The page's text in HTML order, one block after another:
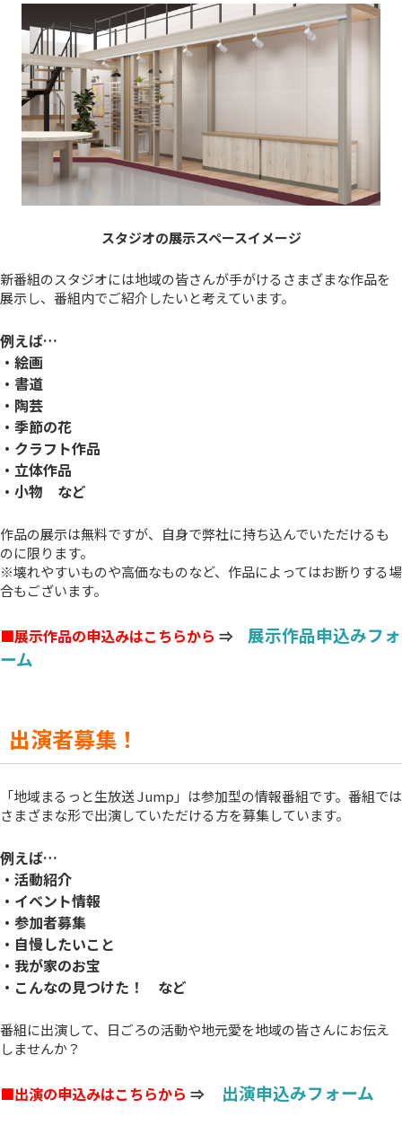
スタジオの展示スペースイメージ
新番組のスタジオには地域の皆さんが手がけるさまざまな作品を
展示し、番組内でご紹介したいと考えています。
例えば…
・絵画
・書道
・陶芸
・季節の花
・クラフト作品
・立体作品
・小物 など
作品の展示は無料ですが、自身で弊社に持ち込んでいただけるも
のに限ります。
※壊れやすいものや高価なものなど、作品によってはお断りする場
合もございます。
■展示作品の申込みはこちらから ⇒ 展示作品申込みフォ
ーム
出演者募集！
「地域まるっと生放送 Jump」は参加型の情報番組です。番組では
さまざまな形で出演していただける方を募集しています。
例えば…
・活動紹介
・イベント情報
・参加者募集
・自慢したいこと
・我が家のお宝
・こんなの見つけた！ など
番組に出演して、日ごろの活動や地元愛を地域の皆さんにお伝え
しませんか？
■出演の申込みはこちらから ⇒ 出演申込みフォーム